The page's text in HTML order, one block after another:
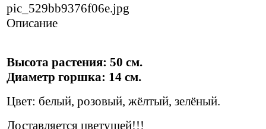
pic_529bb9376f06e.jpg
Описание
Высота растения: 50 см.
Диаметр горшка: 14 см.
Цвет: белый, розовый, жёлтый, зелёный.
Доставляется цветущей!!!